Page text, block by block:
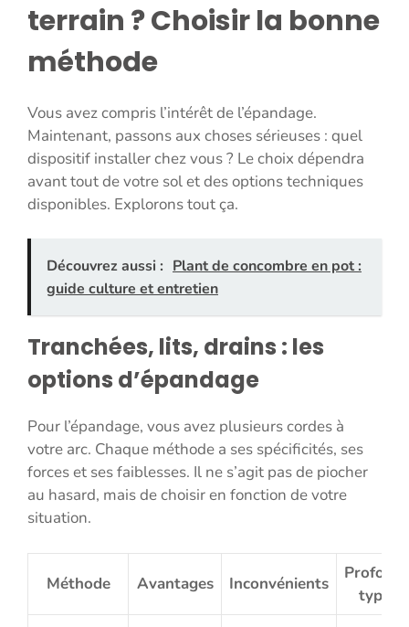
terrain ? Choisir la bonne
méthode
Vous avez compris l’intérêt de l’épandage.
Maintenant, passons aux choses sérieuses : quel
dispositif installer chez vous ? Le choix dépendra
avant tout de votre sol et des options techniques
disponibles. Explorons tout ça.
Découvrez aussi : Plant de concombre en pot :
guide culture et entretien
Tranchées, lits, drains : les
options d’épandage
Pour l’épandage, vous avez plusieurs cordes à
votre arc. Chaque méthode a ses spécificités, ses
forces et ses faiblesses. Il ne s’agit pas de piocher
au hasard, mais de choisir en fonction de votre
situation.
Méthode Avantages Inconvénients